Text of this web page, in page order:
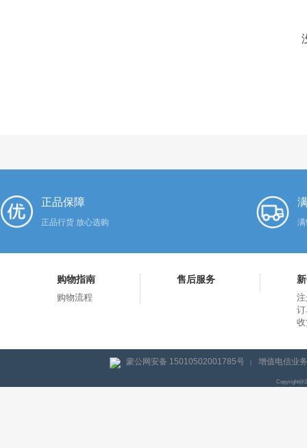
正品保障
正品行货 放心选购
购物指南
购物流程
售后服务
蒙公网安备 15010502001785号 | 增值电信业